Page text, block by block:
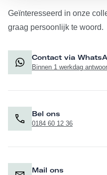
Geïnteresseerd in onze
graag persoonlijk te woord.
Contact via
Binnen 1 werkdag
Bel ons
0184 60 12 36
Mail ons